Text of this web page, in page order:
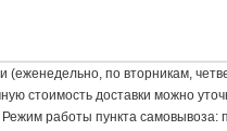
(еженедельно, по вторникам,
стоимость доставки можно
работы пункта самовывоза: